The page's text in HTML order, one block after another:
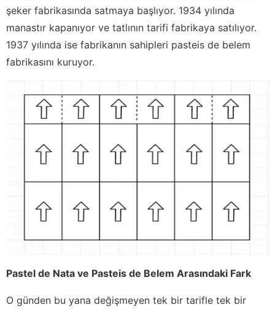
şeker fabrikasında satmaya başlıyor. 1934 yılında
manastır kapanıyor ve tatlının tarifi fabrikaya satılıyor.
1937 yılında ise fabrikanın sahipleri pasteis de belem
fabrikasını kuruyor.
Pastel de Nata ve Pasteis de Belem Arasındaki Fark
O günden bu yana değişmeyen tek bir tarifle tek bir